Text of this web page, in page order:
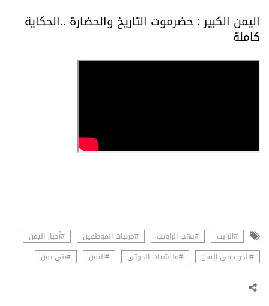
اليمن الكبير : حضرموت التاريخ والحضارة ..الحكاية
كاملة
#الرابت #نهب الراوتب #مرتبات الموظفين
#أخبار اليمن
#الحرب في اليمن
#مليشيات الحوثي #اليمن #يني يمن